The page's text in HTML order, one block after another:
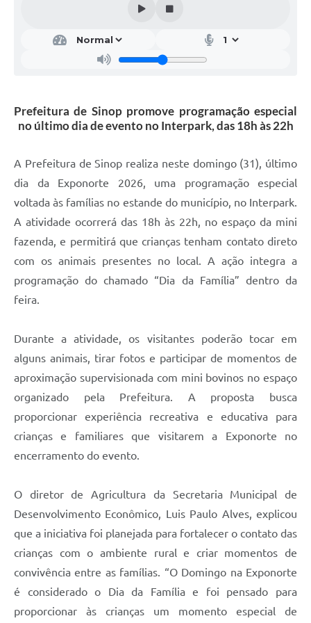
Prefeitura de Sinop promove programação especial
no último dia de evento no Interpark, das 18h às 22h
A Prefeitura de Sinop realiza neste domingo (31), último
dia da Exponorte 2026, uma programação especial
voltada às famílias no estande do município, no Interpark.
A atividade ocorrerá das 18h às 22h, no espaço da mini
fazenda, e permitirá que crianças tenham contato direto
com os animais presentes no local. A ação integra a
programação do chamado “Dia da Família” dentro da
feira.
Durante a atividade, os visitantes poderão tocar em
alguns animais, tirar fotos e participar de momentos de
aproximação supervisionada com mini bovinos no espaço
organizado pela Prefeitura. A proposta busca
proporcionar experiência recreativa e educativa para
crianças e familiares que visitarem a Exponorte no
encerramento do evento.
O diretor de Agricultura da Secretaria Municipal de
Desenvolvimento Econômico, Luis Paulo Alves, explicou
que a iniciativa foi planejada para fortalecer o contato das
crianças com o ambiente rural e criar momentos de
convivência entre as famílias. “O Domingo na Exponorte
é considerado o Dia da Família e foi pensado para
proporcionar às crianças um momento especial de